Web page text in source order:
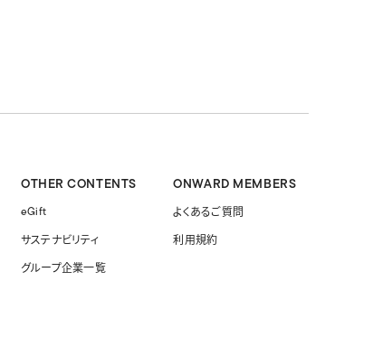
OTHER CONTENTS
eGift
サステナビリティ
グループ企業一覧
ONWARD MEMBERS
よくあるご質問
利用規約